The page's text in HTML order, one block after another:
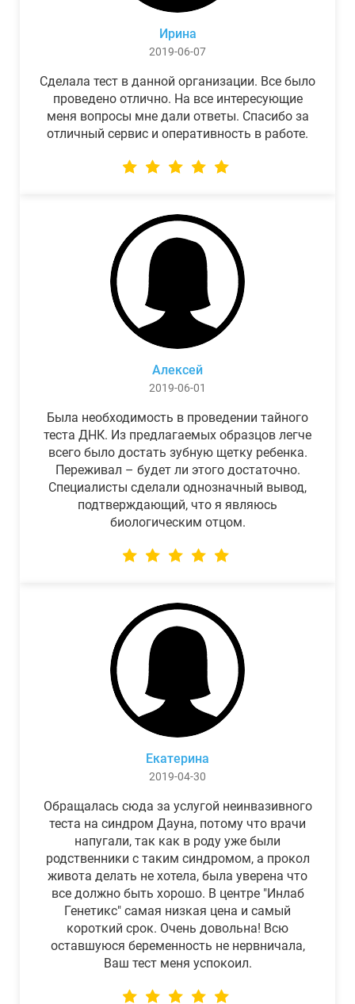
Ирина
2019-06-07
Сделала тест в данной организации. Все было
проведено отлично. На все интересующие
меня вопросы мне дали ответы. Спасибо за
отличный сервис и оперативность в работе.
Алексей
2019-06-01
Была необходимость в проведении тайного
теста ДНК. Из предлагаемых образцов легче
всего было достать зубную щетку ребенка.
Переживал – будет ли этого достаточно.
Специалисты сделали однозначный вывод,
подтверждающий, что я являюсь
биологическим отцом.
Екатерина
2019-04-30
Обращалась сюда за услугой неинвазивного
теста на синдром Дауна, потому что врачи
напугали, так как в роду уже были
родственники с таким синдромом, а прокол
живота делать не хотела, была уверена что
все должно быть хорошо. В центре "Инлаб
Генетикс" самая низкая цена и самый
короткий срок. Очень довольна! Всю
оставшуюся беременность не нервничала,
Ваш тест меня успокоил.